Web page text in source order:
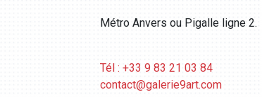
Métro Anvers ou Pigalle ligne 2.
Tél : +33 9 83 21 03 84
contact@galerie9art.com